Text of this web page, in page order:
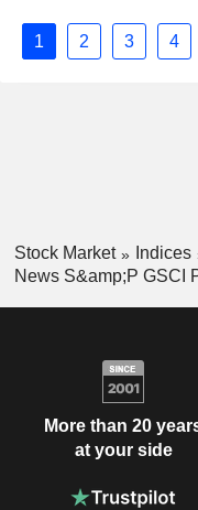
1 2 3 4
Stock Market Indices
News S&amp;P GSCI
More than 20
at your side